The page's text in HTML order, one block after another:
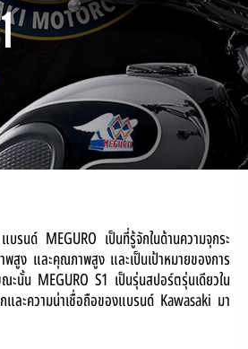
นด์ MEGURO เป็นที่รู้จักในด้านความจุกระ
สูง และคุณภาพสูง และเป็นเป้าหมายของการ
ะนั้น MEGURO S1 เป็นรุ่นสปอร์ตรุ่นเดียวใน
ละความน่าเชื่อถือของแบรนด์ Kawasaki มา